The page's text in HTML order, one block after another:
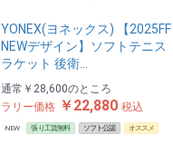
YONEX(ヨネックス) 【2025FF
NEWデザイン】ソフトテニス
ラケット 後衛…
通常 ￥28,600のところ
ラリー価格￥22,880 税込
NEW 張り工賃無料 ソフト公認 オススメ